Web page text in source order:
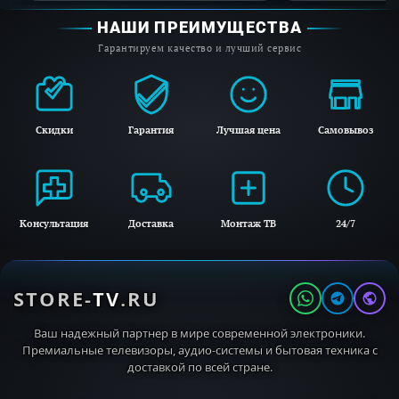
Технология SteamCare
Функция AddLoad
16 программ
НАШИ ПРЕИМУЩЕСТВА
Гарантируем качество и лучший сервис
Скидки Гарантия Лучшая цена Самовывоз
Консультация Доставка Монтаж ТВ 24/7
STORE-TV.RU
Ваш надежный партнер в мире современной электроники.
Премиальные телевизоры, аудио-системы и бытовая техника с
доставкой по всей стране.